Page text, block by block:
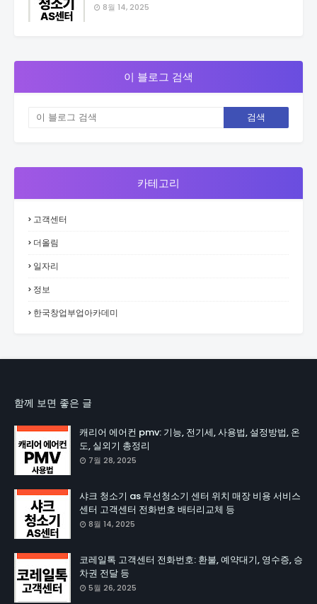
8월 14, 2025
이 블로그 검색
카테고리
고객센터
더올림
일자리
정보
한국창업부업아카데미
함께 보면 좋은 글
캐리어 에어컨 pmv: 기능, 전기세, 사용법, 설정방법, 온
도, 실외기 총정리
7월 28, 2025
샤크 청소기 as 무선청소기 센터 위치 매장 비용 서비스
센터 고객센터 전화번호 배터리교체 등
8월 14, 2025
코레일톡 고객센터 전화번호: 환불, 예약대기, 영수증, 승
차권 전달 등
5월 26, 2025